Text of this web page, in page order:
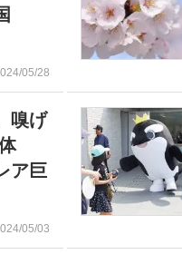
05/28
嗅げ
ア巨
05/03